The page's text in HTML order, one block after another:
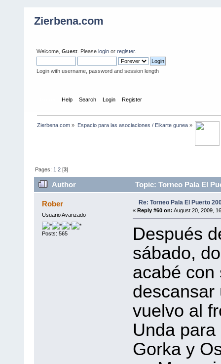
Zierbena.com
Welcome, Guest . Please login or register.
Login with username, password and session length
Help Search Login Register
Zierbena.com » Espacio para las asociaciones / Elkarte gunea»
Pages: 1 2 [3]
Author Topic: Torneo Pala El
Rober
Usuario Avanzado
Posts: 565
Re: Torneo Pala El Puerto
« Reply #60 on: August 20, 2009,
Después
sábado,
acabé con
descansar
vuelvo al
Unda
Gorka y